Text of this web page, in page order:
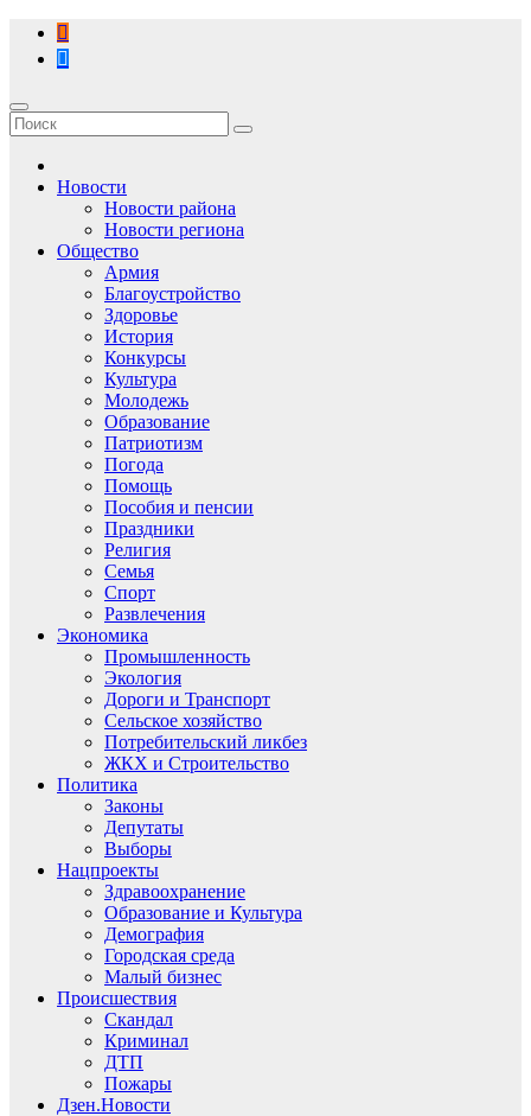
Перейти
содержимому
Новости
Новости района
Новости региона
Общество
Армия
Благоустройство
Здоровье
История
Конкурсы
Культура
Молодежь
Образование
Патриотизм
Погода
Помощь
Пособия и пенсии
Праздники
Религия
Семья
Спорт
Развлечения
Экономика
Промышленность
Экология
Дороги и Транспорт
Сельское хозяйство
Потребительский ликбез
ЖКХ и Строительство
Политика
Законы
Депутаты
Выборы
Нацпроекты
Здравоохранение
Образование и Культура
Демография
Городская среда
Малый бизнес
Происшествия
Скандал
Криминал
ДТП
Пожары
Дзен.Новости